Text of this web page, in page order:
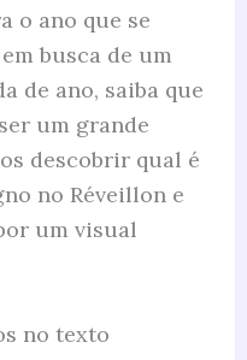
o ano que se
busca de um
de ano, saiba que
um grande
descobrir qual é
no Réveillon e
um visual
no texto